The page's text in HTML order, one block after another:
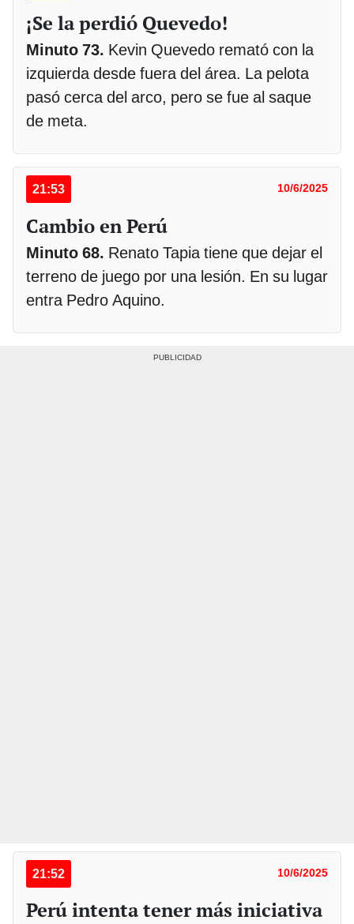
¡Se la perdió Quevedo!
Minuto 73. Kevin Quevedo remató con la
izquierda desde fuera del área. La pelota
pasó cerca del arco, pero se fue al saque
de meta.
21:53 10/6/2025
Cambio en Perú
Minuto 68. Renato Tapia tiene que dejar el
terreno de juego por una lesión. En su lugar
entra Pedro Aquino.
21:52 10/6/2025
Perú intenta tener más iniciativa